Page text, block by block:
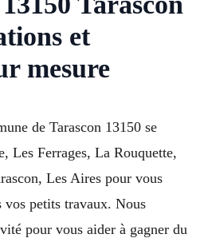
et
mesure
de Tarascon 13150 se
Les Ferrages, La Rouquette,
Les Aires pour vous
vos petits travaux. Nous
pour vous aider à gagner du